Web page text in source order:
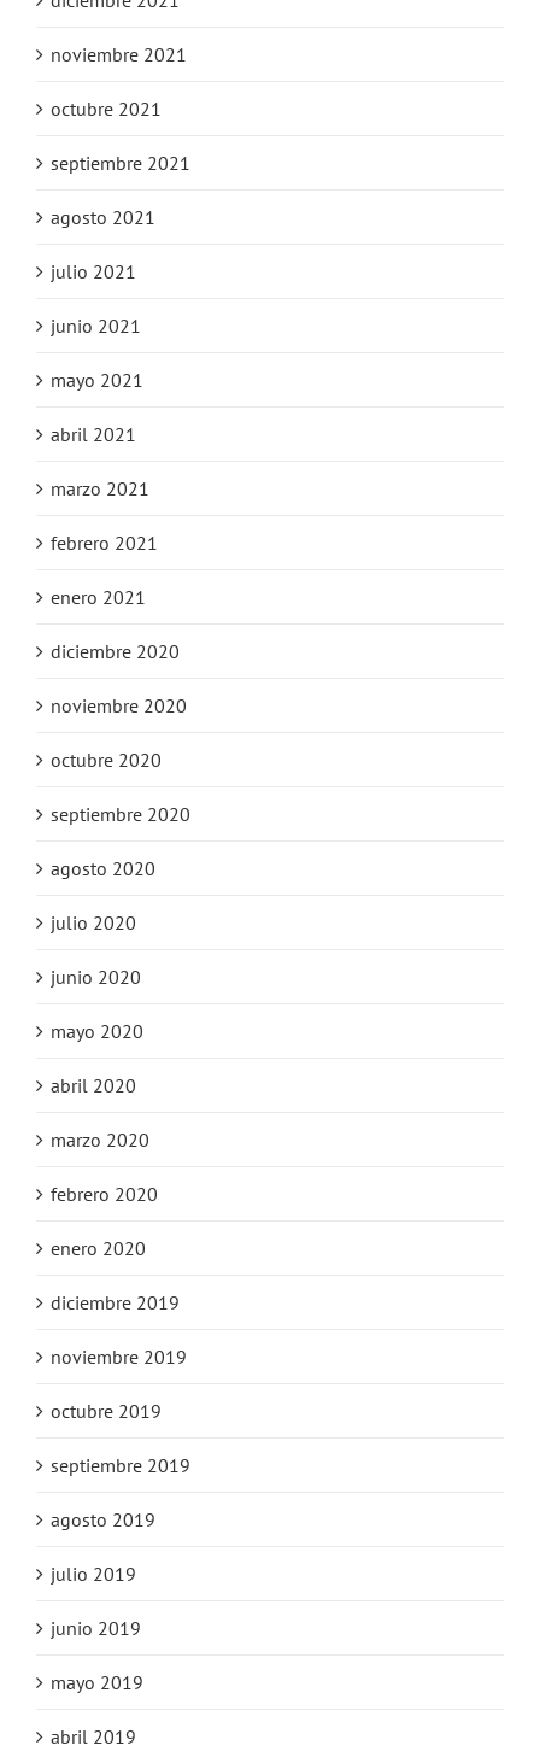
noviembre 2021
octubre 2021
septiembre 2021
agosto 2021
julio 2021
junio 2021
mayo 2021
abril 2021
marzo 2021
febrero 2021
enero 2021
diciembre 2020
noviembre 2020
octubre 2020
septiembre 2020
agosto 2020
julio 2020
junio 2020
mayo 2020
abril 2020
marzo 2020
febrero 2020
enero 2020
diciembre 2019
noviembre 2019
octubre 2019
septiembre 2019
agosto 2019
julio 2019
junio 2019
mayo 2019
abril 2019